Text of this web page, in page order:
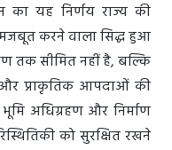
का यह निर्णय राज्य की
करने वाला सिद्ध हुआ
तक सीमित नहीं है, बल्कि
प्राकृतिक आपदाओं की
अधिग्रहण और निर्माण
को सुरक्षित रखने